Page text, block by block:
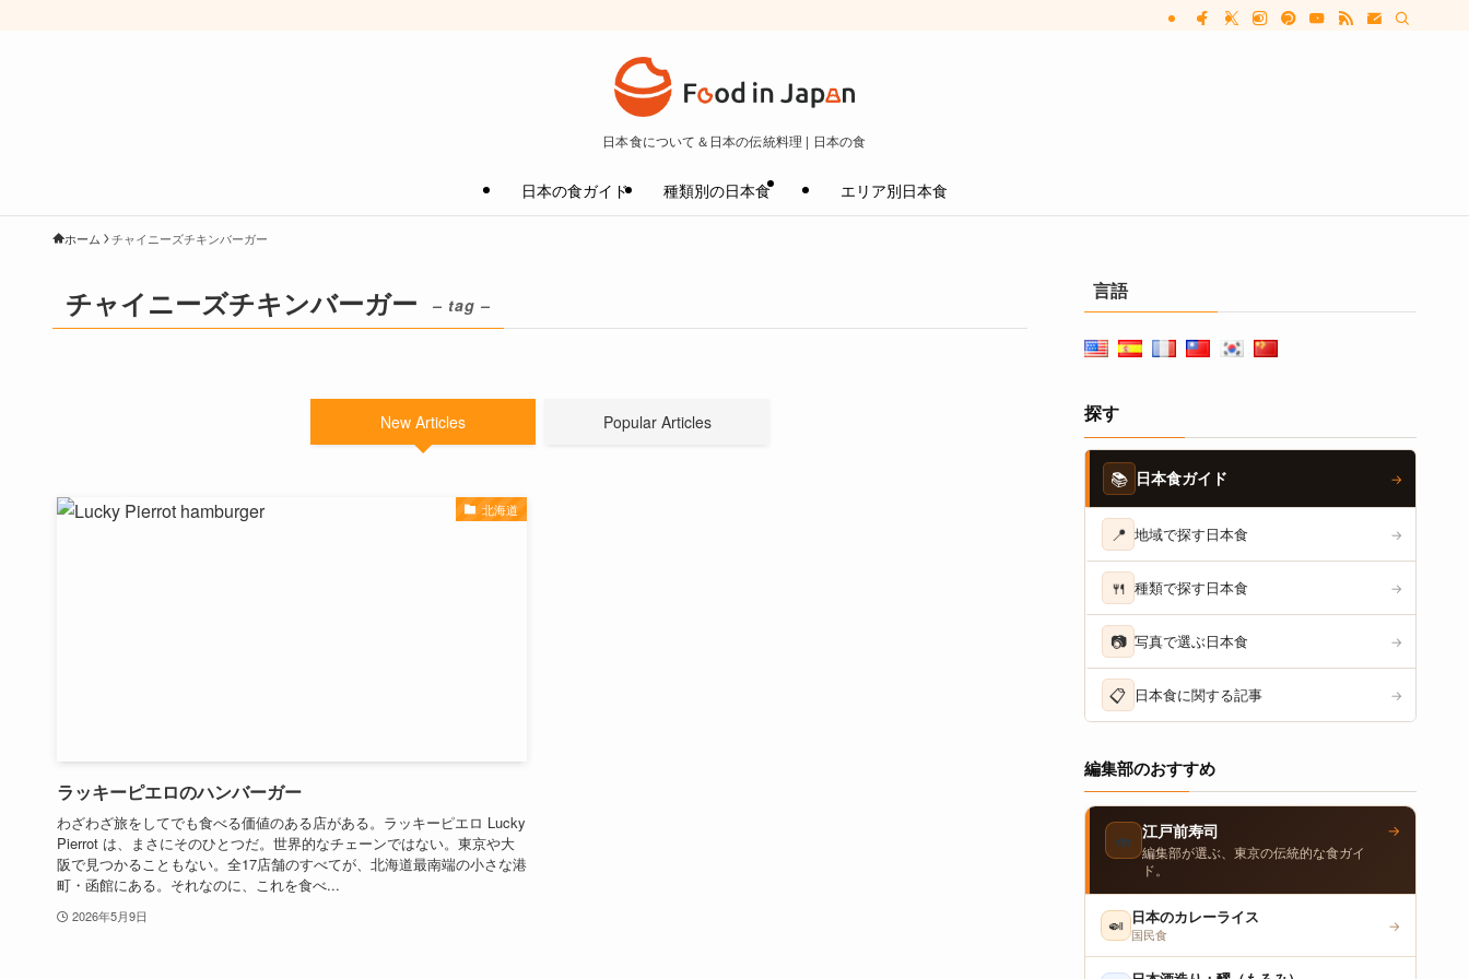
日本食について＆日本の伝統料理 | 日本の食
日本の食ガイド 種類別の日本食 エリア別日本食
ホーム チャイニーズチキンバーガー
チャイニーズチキンバーガー – tag –
New Articles Popular Articles
北海道
ラッキーピエロのハンバーガー
わざわざ旅をしてでも食べる価値のある店がある。ラッキーピエロ Lucky
Pierrot は、まさにそのひとつだ。世界的なチェーンではない。東京や大
阪で見つかることもない。全17店舗のすべてが、北海道最南端の小さな港
町・函館にある。それなのに、これを食べ...
2026年5月9日
言語
探す
📚 日本食ガイド →
📍 地域で探す日本食 →
🍴 種類で探す日本食 →
📷 写真で選ぶ日本食 →
📋 日本食に関する記事 →
編集部のおすすめ
🍣 江戸前寿司
編集部が選ぶ、東京の伝統的な食ガイ
ド。
→
🍛 日本のカレーライス
国民食
→